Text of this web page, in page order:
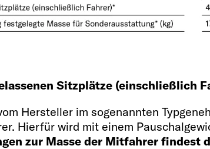
Sitzplätze (einschließlich
Hersteller im sogenannten
Hierfür wird mit einem
zur Masse der Mitfahrer findest
/ 271 cm